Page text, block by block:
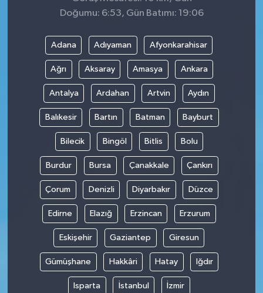
Doğumu: 6:53, Gün Batımı: 19:06
Adana Adıyaman Afyonkarahisar
Ağrı Aksaray Amasya Ankara
Antalya Ardahan Artvin Aydın
Balıkesir Bartın Batman Bayburt
Bilecik Bingöl Bitlis Bolu
Burdur Bursa Çanakkale Çankırı
Çorum Denizli Diyarbakır Düzce
Edirne Elazığ Erzincan Erzurum
Eskişehir Gaziantep Giresun
Gümüşhane Hakkâri Hatay Iğdır
Isparta İstanbul İzmir